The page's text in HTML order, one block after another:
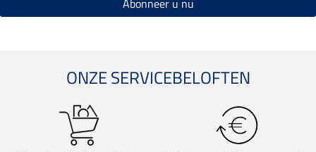
ONZE SERVICEBELOFTEN